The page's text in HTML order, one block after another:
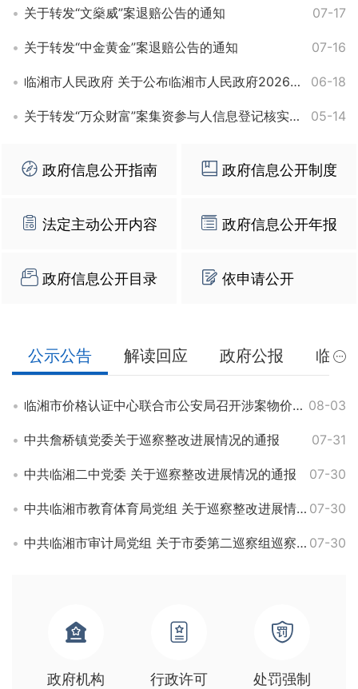
关于转发“文燊威”案退赔公告的通知 07-17
关于转发“中金黄金”案退赔公告的通知 07-16
临湘市人民政府 关于公布临湘市人民政府2026年度 重大行政决策事项目录的通知 06-18
关于转发“万众财富”案集资参与人信息登记核实的公告 05-14
政府信息公开指南 政府信息公开制度
法定主动公开内容 政府信息公开年报
政府信息公开目录 依申请公开
公示公告 解读回应 政府公报 临湘
临湘市价格认证中心联合市公安局召开涉案物价格认定工作业务培训 08-03
中共詹桥镇党委关于巡察整改进展情况的通报 07-31
中共临湘二中党委 关于巡察整改进展情况的通报 07-30
中共临湘市教育体育局党组 关于巡察整改进展情况的通报 07-30
中共临湘市审计局党组 关于市委第二巡察组巡察集中整改进展情况的通报 07-30
政府机构 行政许可 处罚强制